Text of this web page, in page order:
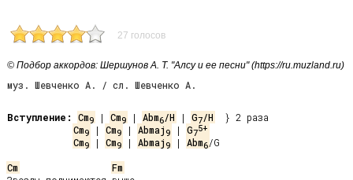
27 голосов
© Подбор аккордов: Шершунов А. Т. "Алсу и ее песни" (https://ru.muzland.ru)
муз. Шевченко А. / сл. Шевченко А.
Вступление: Cm9 | Cm9 | Abm6/H | G7/H
Cm9 | Cm9 | Abmaj9 | G75+
Cm9 | Cm9 | Abmaj9 | Abm6/G
Cm
Fm